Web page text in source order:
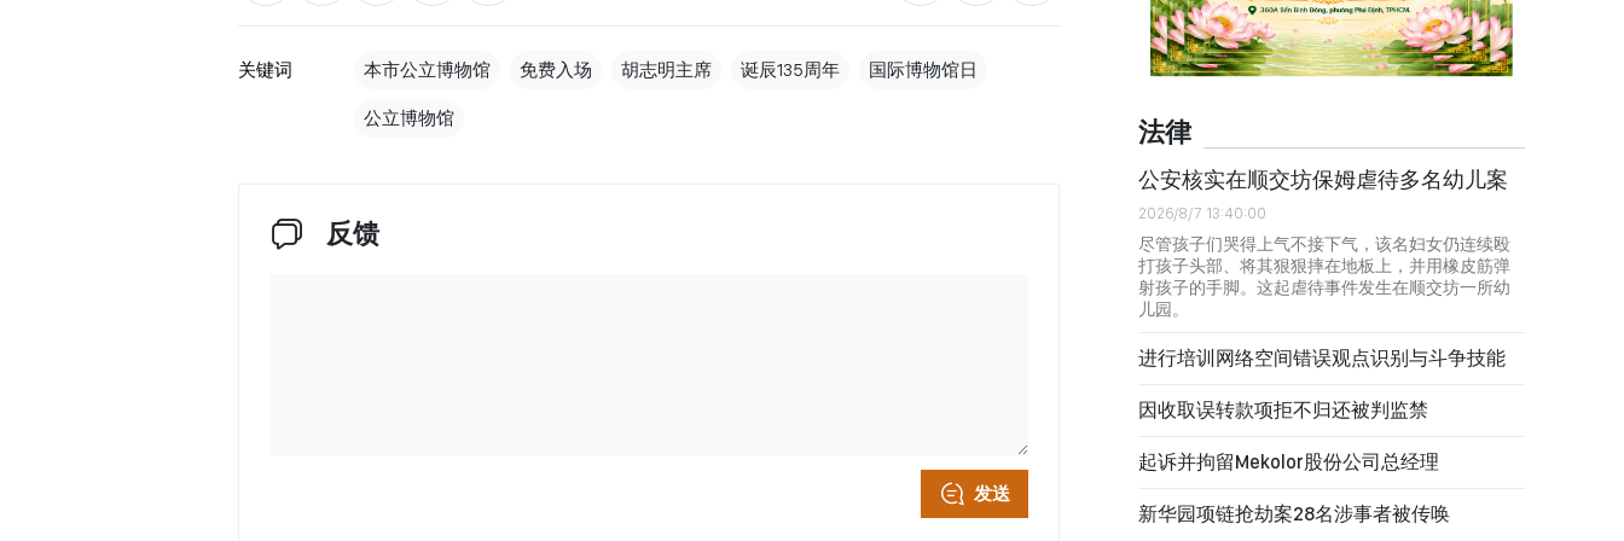
关键词 本市公立博物馆 免费入场 胡志明主席 诞辰135周年 国际博物馆日
公立博物馆
反馈
发送
法律
公安核实在顺交坊保姆虐待多名幼儿案
2026/8/7 13:40:00
尽管孩子们哭得上气不接下气，该名妇女仍连续殴
打孩子头部、将其狠狠摔在地板上，并用橡皮筋弹
射孩子的手脚。这起虐待事件发生在顺交坊一所幼
儿园。
进行培训网络空间错误观点识别与斗争技能
因收取误转款项拒不归还被判监禁
起诉并拘留Mekolor股份公司总经理
新华园项链抢劫案28名涉事者被传唤